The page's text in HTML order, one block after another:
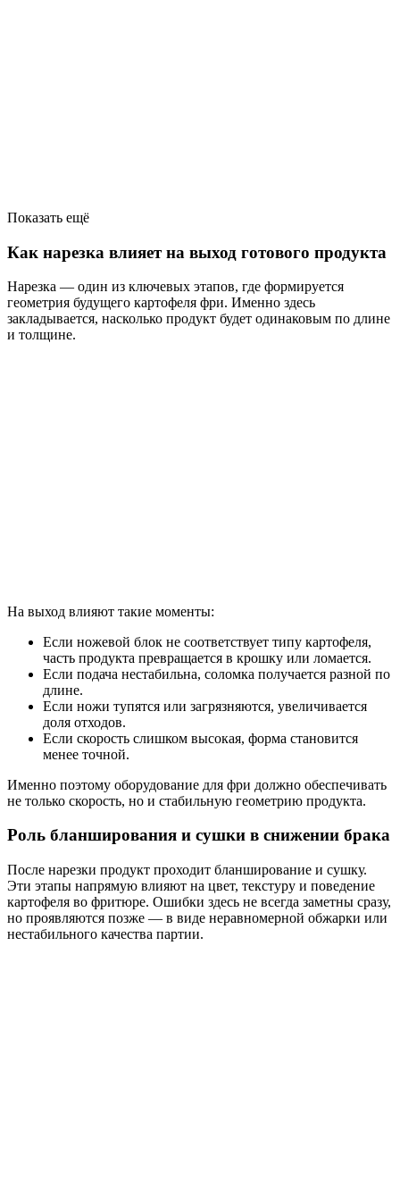
Показать ещё
Как нарезка влияет на выход готового продукта
Нарезка — один из ключевых этапов, где формируется
геометрия будущего картофеля фри. Именно здесь
закладывается, насколько продукт будет одинаковым по длине
и толщине.
На выход влияют такие моменты:
Если ножевой блок не соответствует типу картофеля,
часть продукта превращается в крошку или ломается.
Если подача нестабильна, соломка получается разной по
длине.
Если ножи тупятся или загрязняются, увеличивается
доля отходов.
Если скорость слишком высокая, форма становится
менее точной.
Именно поэтому оборудование для фри должно обеспечивать
не только скорость, но и стабильную геометрию продукта.
Роль бланширования и сушки в снижении брака
После нарезки продукт проходит бланширование и сушку.
Эти этапы напрямую влияют на цвет, текстуру и поведение
картофеля во фритюре. Ошибки здесь не всегда заметны сразу,
но проявляются позже — в виде неравномерной обжарки или
нестабильного качества партии.